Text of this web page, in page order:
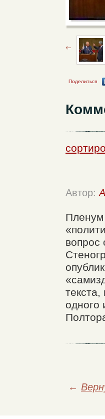
Поделиться
Автор:
Пленум
вопрос
одного
←